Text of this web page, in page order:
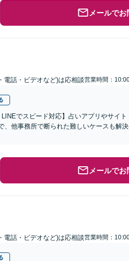
メールで
電話・ビデオなど)は応相談営業時間：
でスピード対応】占いアプリやサイ
、他事務所で断られた難しいケースも解
メールで
電話・ビデオなど)は応相談営業時間：